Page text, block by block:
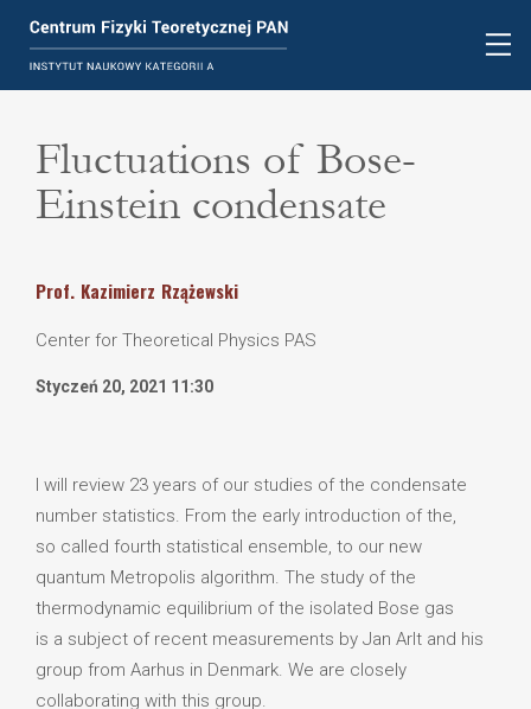
Fluctuations of Bose-
Einstein condensate
Prof. Kazimierz Rzążewski
Center for Theoretical Physics PAS
Styczeń 20, 2021 11:30
I will review 23 years of our studies of the condensate
number statistics. From the early introduction of the,
so called fourth statistical ensemble, to our new
quantum Metropolis algorithm. The study of the
thermodynamic equilibrium of the isolated Bose gas
is a subject of recent measurements by Jan Arlt and his
group from Aarhus in Denmark. We are closely
collaborating with this group.